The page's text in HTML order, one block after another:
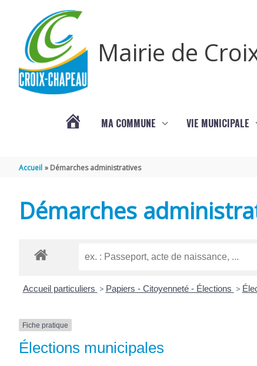
Mairie de
MA COMMUNE VIE MUNICIPALE
Accueil Démarches administratives
Démarches
Accueil particuliers > Papiers - Citoyenneté - Élections >
Fiche pratique
Élections municipales